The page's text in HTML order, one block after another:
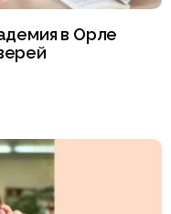
в Орле